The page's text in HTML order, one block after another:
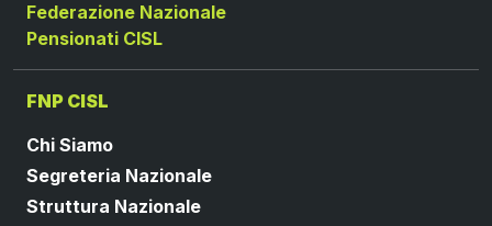
Federazione Nazionale
Pensionati CISL
FNP CISL
Chi Siamo
Segreteria Nazionale
Struttura Nazionale